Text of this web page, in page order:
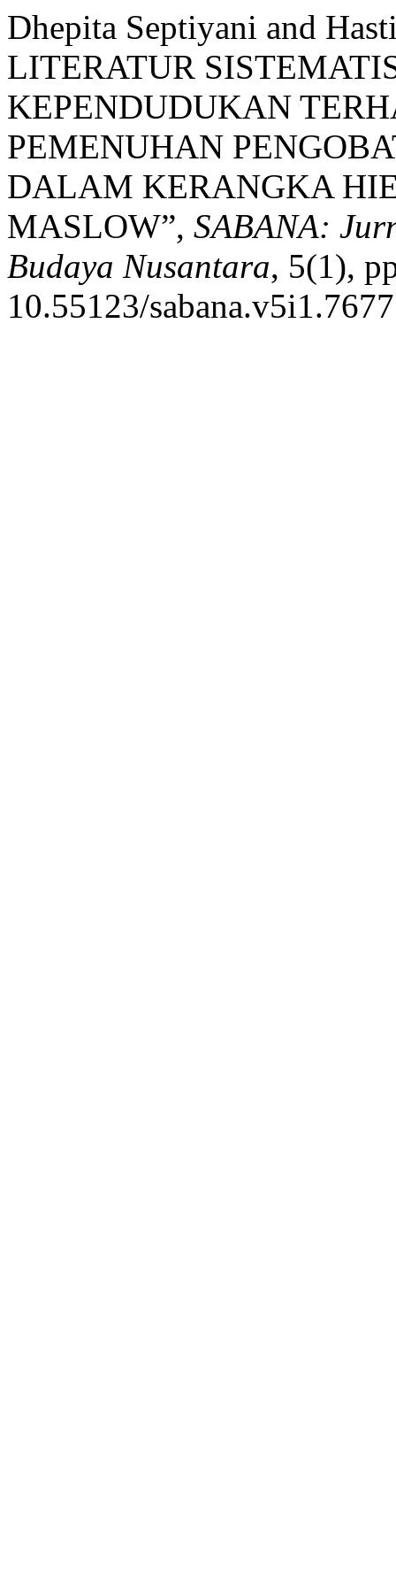
Dhepita Septiyani and
LITERATUR
KEPENDUDUKAN
PEMENUHAN
DALAM KERANGKA
MASLOW”, SABANA:
Budaya Nusantara, 5(1),
10.55123/